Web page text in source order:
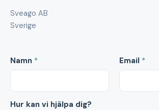
Sveago AB
Sverige
Namn * Email *
Hur kan vi hjälpa dig?